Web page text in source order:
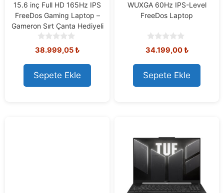
15.6 inç Full HD 165Hz IPS
FreeDos Gaming Laptop –
Gameron Sırt Çanta Hediyeli
0
o
u
t
o
f
Orijinal
39.508,73 ₺.
38.999,05₺Şu
38.999,05 ₺.
Sepete Ekle
WUXGA 60Hz IPS-Level
FreeDos Laptop
0
o
u
t
o
f
34.199,00₺
Sepete Ekle